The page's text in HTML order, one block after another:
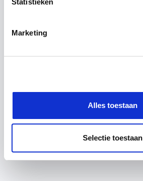
Marketing
Alles toestaan
Selectie toestaan
Plan your visit
info@achterhuis.nl